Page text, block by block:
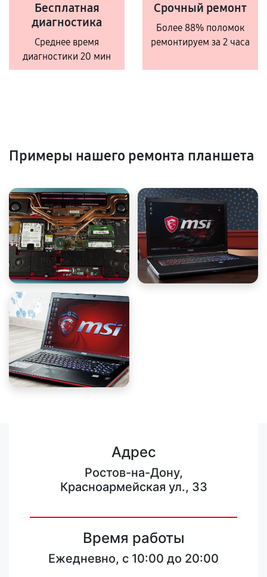
Бесплатная
диагностика
Среднее время
диагностики 20 мин
Срочный ремонт
Более 88% поломок
ремонтируем за 2 часа
Примеры нашего ремонта планшета
Адрес
Ростов-на-Дону,
Красноармейская ул., 33
Время работы
Ежедневно, с 10:00 до 20:00